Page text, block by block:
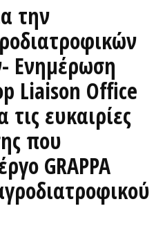
την
Ενημέρωση
Liaison Office
ευκαιρίες
που
GRAPPA